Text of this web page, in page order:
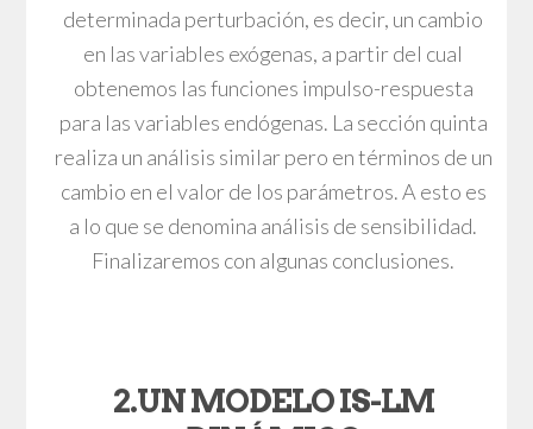
determinada perturbación, es decir, un cambio
en las variables exógenas, a partir del cual
obtenemos las funciones impulso-respuesta
para las variables endógenas. La sección quinta
realiza un análisis similar pero en términos de un
cambio en el valor de los parámetros. A esto es
a lo que se denomina análisis de sensibilidad.
Finalizaremos con algunas conclusiones.
2.UN MODELO IS-LM